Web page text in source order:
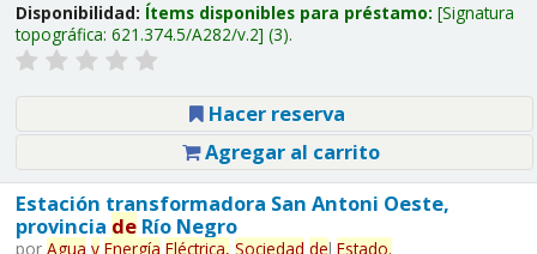
Disponibilidad: Ítems disponibles para préstamo: Signatura
topográfica: 621.374.5/A282/v.2 (3).
Hacer reserva
Agregar al carrito
Estación transformadora San Antoni Oeste,
provincia deRío Negro
por Agua y Energía Eléctrica, Sociedad del Estado.